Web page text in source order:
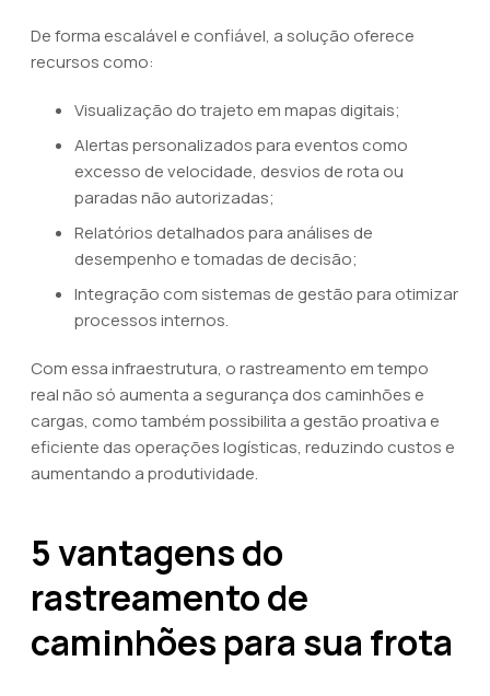
De forma escalável e confiável, a solução oferece
recursos como:
Visualização do trajeto em mapas digitais;
Alertas personalizados para eventos como
excesso de velocidade, desvios de rota ou
paradas não autorizadas;
Relatórios detalhados para análises de
desempenho e tomadas de decisão;
Integração com sistemas de gestão para otimizar
processos internos.
Com essa infraestrutura, o rastreamento em tempo
real não só aumenta a segurança dos caminhões e
cargas, como também possibilita a gestão proativa e
eficiente das operações logísticas, reduzindo custos e
aumentando a produtividade.
5 vantagens do
rastreamento de
caminhões para sua frota